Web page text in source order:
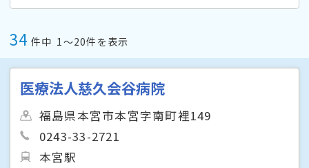
34 件中 1〜20件を表示
医療法人慈久会谷病院
福島県本宮市本宮字南町裡149
0243-33-2721
本宮駅